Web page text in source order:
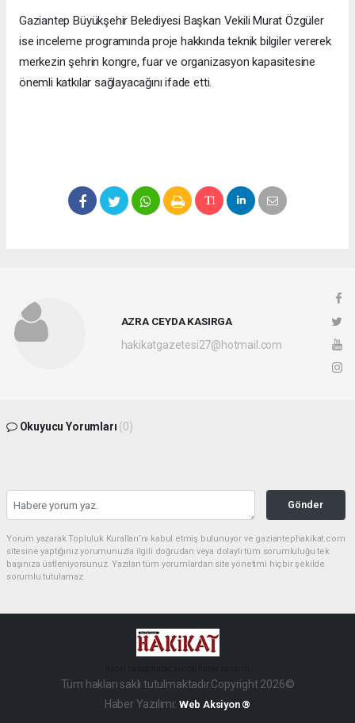
Gaziantep Büyükşehir Belediyesi Başkan Vekili Murat Özgüler
ise inceleme programında proje hakkında teknik bilgiler vererek
merkezin şehrin kongre, fuar ve organizasyon kapasitesine
önemli katkılar sağlayacağını ifade etti.
AZRA CEYDA KASIRGA
hakikatgazetesi27@hotmail.com
Okuyucu Yorumları (0)
Gönder
Yorum yazarak Topluluk Kuralları’nı kabul etmiş bulunuyor ve gaziantephakikat.com
sitesine yaptığınız yorumunuzla ilgili doğrudan veya dolaylı tüm sorumluluğu tek
başınıza üstleniyorsunuz. Yazılan tüm yorumlardan site yönetimi hiçbir şekilde
sorumlu tutulamaz.
Tüm hakları saklı tutulmaktadır.Copyright 2026©
Haber Yazılımı: Web Aksiyon ®